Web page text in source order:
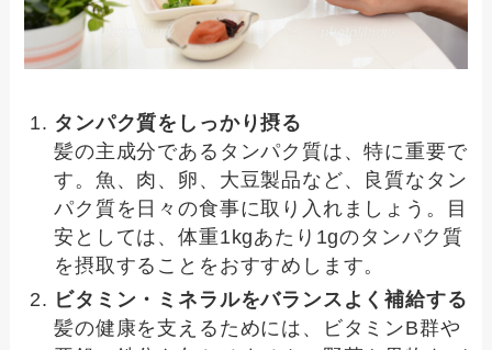
タンパク質をしっかり摂る
髪の主成分であるタンパク質は、特に重要で
す。魚、肉、卵、大豆製品など、良質なタン
パク質を日々の食事に取り入れましょう。目
安としては、体重1kgあたり1gのタンパク質
を摂取することをおすすめします。
ビタミン・ミネラルをバランスよく補給する
髪の健康を支えるためには、ビタミンB群や